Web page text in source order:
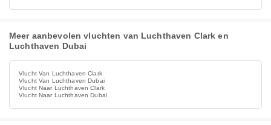
Meer aanbevolen vluchten van Luchthaven Clark en
Luchthaven Dubai
Vlucht Van Luchthaven Clark
Vlucht Van Luchthaven Dubai
Vlucht Naar Luchthaven Clark
Vlucht Naar Luchthaven Dubai